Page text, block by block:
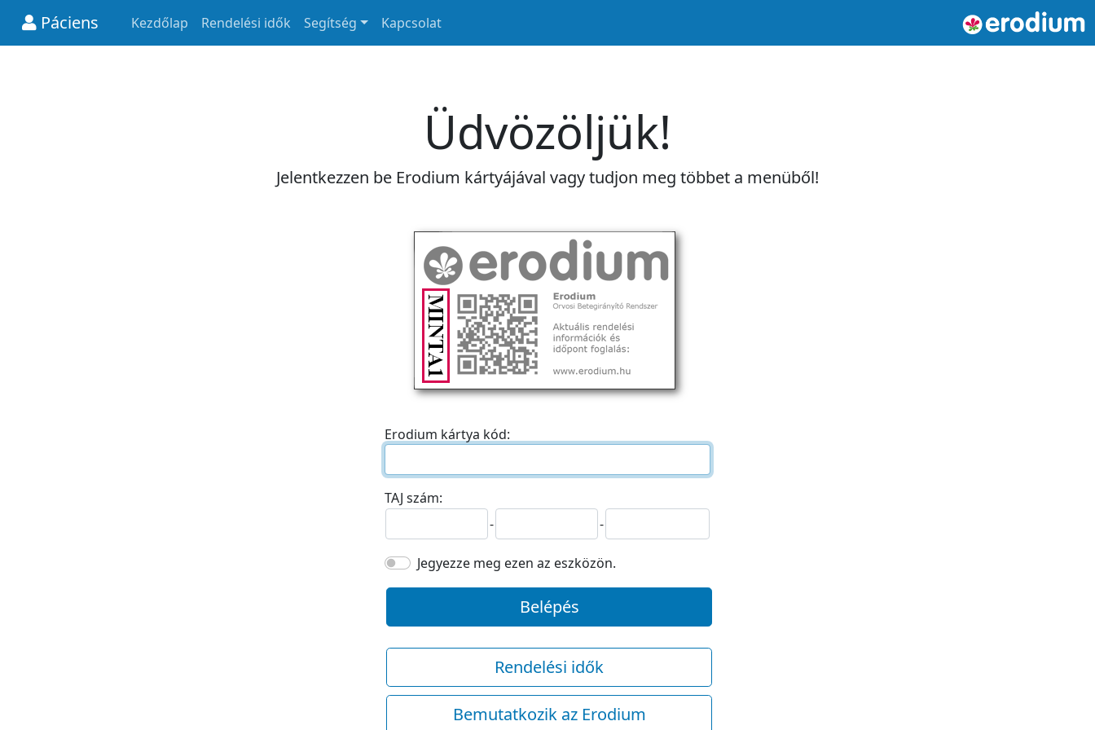
Páciens Kezdőlap Rendelési idők Segítség Kapcsolat
Üdvözöljük!
Jelentkezzen be Erodium kártyájával vagy tudjon meg többet a menüből!
Erodium kártya kód:
TAJ szám:
-
-
Jegyezze meg ezen az eszközön.
Belépés
Rendelési idők
Bemutatkozik az Erodium